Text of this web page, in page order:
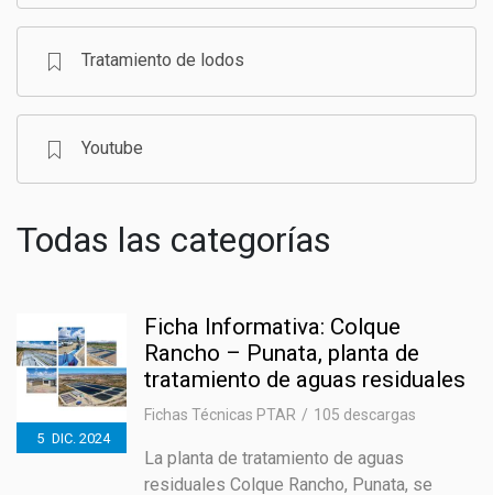
Tratamiento de lodos
Youtube
Todas las categorías
5 DIC. 2024
Ficha Informativa: Colque
Rancho – Punata, planta de
tratamiento de aguas residuales
Fichas Técnicas PTAR 105 descargas
La planta de tratamiento de aguas
residuales Colque Rancho, Punata, se